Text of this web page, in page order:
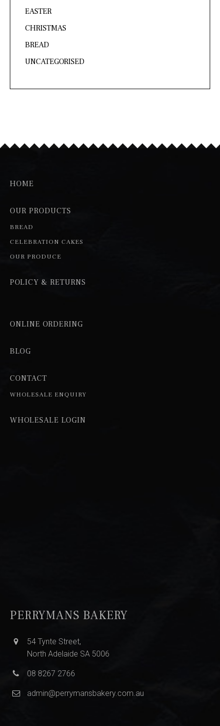
EASTER
CHRISTMAS
BREAD
UNCATEGORISED
HOME
OUR PRODUCTS
BREAD
CELEBRATION CAKES
OUR PRODUCE
POLICY & RETURNS
ONLINE ORDERING
BLOG
CONTACT
WHOLESALE ENQUIRY
WHOLESALE LOGIN
PERRYMANS BAKERY
54 Tynte Street,
North Adelaide SA 5006
08 8267 2766
admin@perrymansbakery.com.au